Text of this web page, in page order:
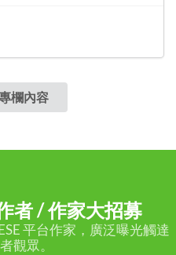
欄內容
者 / 作家大招募
平台作家，廣泛曝光觸達
觀眾。